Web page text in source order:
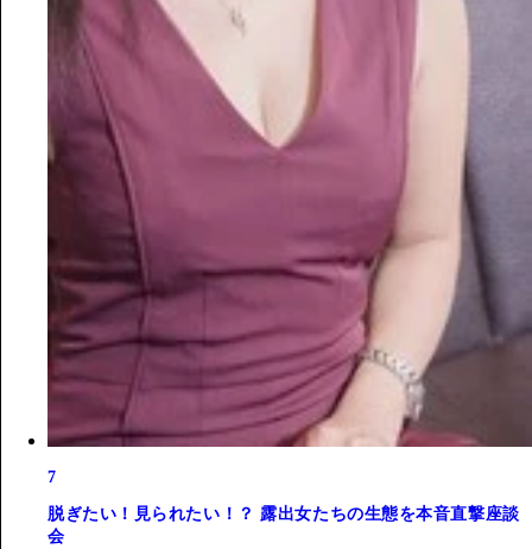
7
脱ぎたい！見られたい！？ 露出女たちの生態を本音直撃座談
会